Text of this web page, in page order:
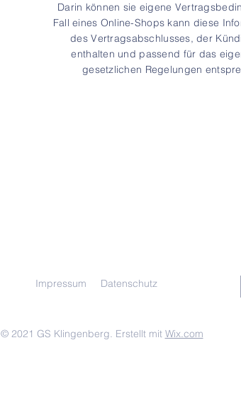
Darin können sie eigene
Fall eines Online-Shops kann diese
des Vertragsabschlusses, der
enthalten und passend für das
gesetzlichen Regelungen
Impressum Datenschutz
© 2021 GS Klingenberg. Erstellt mit Wix.com